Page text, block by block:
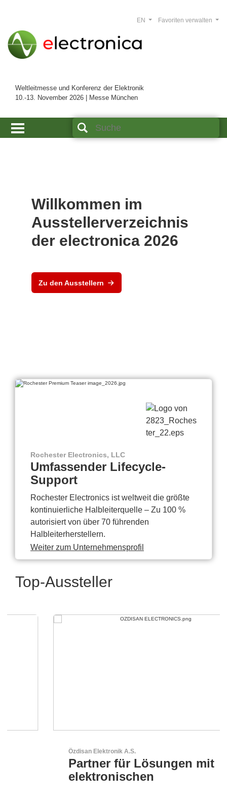
Weltleitmesse und Konferenz der Elektronik
10.-13. November 2026 | Messe München
Favoriten verwalten
EN
Willkommen im
Ausstellerverzeichnis
der electronica 2026
Zu den Ausstellern
Rochester Electronics, LLC
Umfassender Lifecycle-
Support
Rochester Electronics ist weltweit die größte
kontinuierliche Halbleiterquelle – Zu 100 %
autorisiert von über 70 führenden
Halbleiterherstellern.
Weiter zum Unternehmensprofil
Top-Aussteller
Özdisan Elektronik A.S.
Partner für Lösungen mit
elektronischen